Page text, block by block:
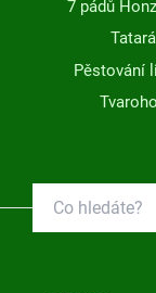
7 pádů
Pěstování